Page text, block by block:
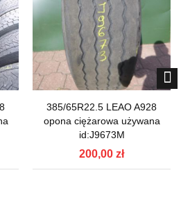
385/65R22.5 LEAO A928
opona ciężarowa używana
id:J9673M
200,00 zł